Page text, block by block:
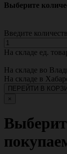
Выберите
Введите
На складе ед.
На складе во
На складе в
ПЕРЕЙТИ В
×